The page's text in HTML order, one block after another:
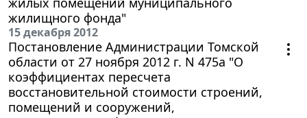
жилищного фонда"
15 декабря 2012
Постановление Администрации Томской
области от 27 ноября 2012 г. N 475а "О
коэффициентах пересчета
восстановительной стоимости строений,
помещений и сооружений,